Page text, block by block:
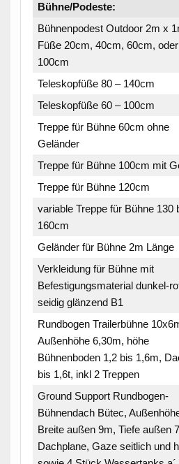
Bühne/Podeste:
Bühnenpodest Outdoor 2m x
Füße 20cm, 40cm, 60cm, oder
100cm
Teleskopfüße 80 – 140cm
Teleskopfüße 60 – 100cm
Treppe für Bühne 60cm ohne
Geländer
Treppe für Bühne 100cm mit
Treppe für Bühne 120cm
variable Treppe für Bühne 130
160cm
Geländer für Bühne 2m Länge
Verkleidung für Bühne mit
Befestigungsmaterial dunkel-
seidig glänzend B1
Rundbogen Trailerbühne
Außenhöhe 6,30m, höhe
Bühnenboden 1,2 bis 1,6m,
bis 1,6t, inkl 2 Treppen
Ground Support Rundbogen-
Bühnendach Bütec,
Breite außen 9m, Tiefe außen
Dachplane, Gaze seitlich und